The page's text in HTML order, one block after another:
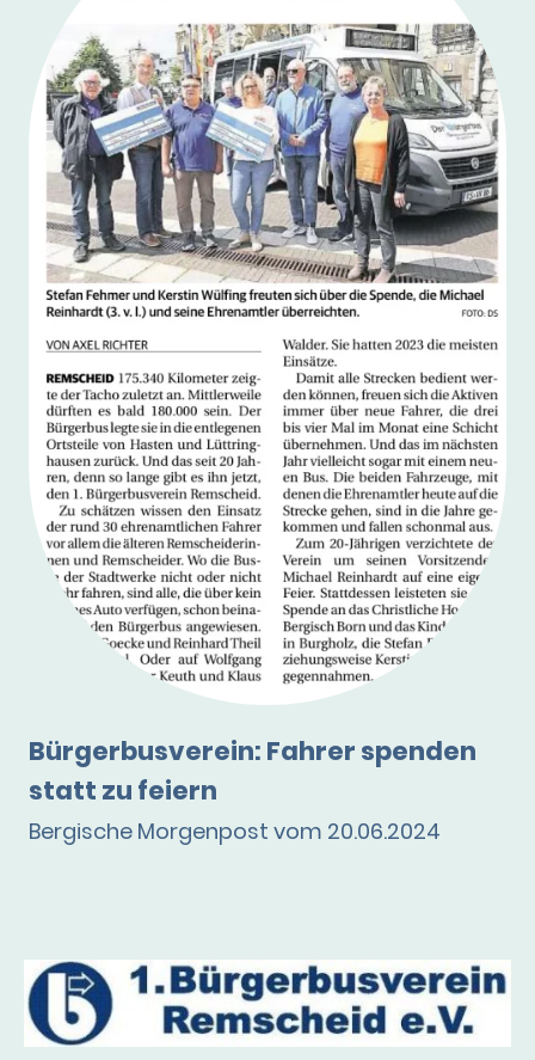
Bürgerbusverein: Fahrer spenden
statt zu feiern
Bergische Morgenpost vom 20.06.2024